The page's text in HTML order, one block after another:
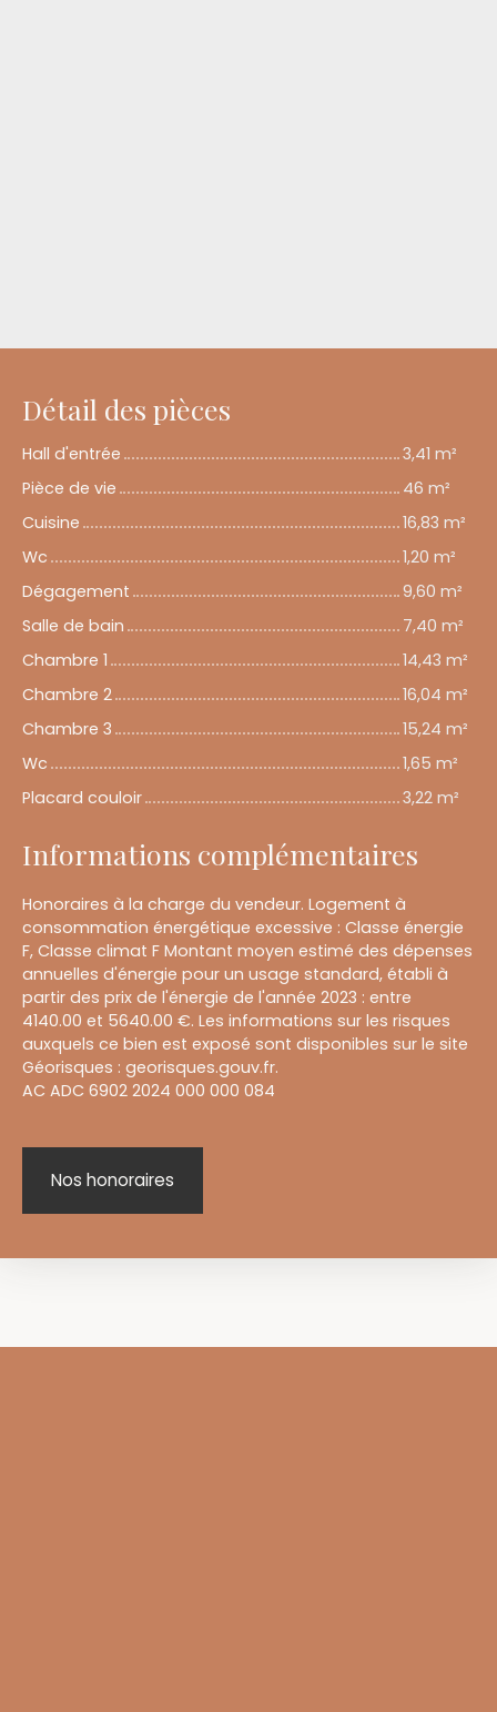
Détail des pièces
Hall d'entrée
3,41 m²
Pièce de vie
46 m²
Cuisine
16,83 m²
Wc
1,20 m²
Dégagement
9,60 m²
Salle de bain
7,40 m²
Chambre 1
14,43 m²
Chambre 2
16,04 m²
Chambre 3
15,24 m²
Wc
1,65 m²
Placard couloir
3,22 m²
Informations complémentaires
Honoraires à la charge du vendeur. Logement à
consommation énergétique excessive : Classe énergie
F, Classe climat F Montant moyen estimé des dépenses
annuelles d'énergie pour un usage standard, établi à
partir des prix de l'énergie de l'année 2023 : entre
4140.00 et 5640.00 €. Les informations sur les risques
auxquels ce bien est exposé sont disponibles sur le site
Géorisques : georisques.gouv.fr.
AC ADC 6902 2024 000 000 084
Nos honoraires